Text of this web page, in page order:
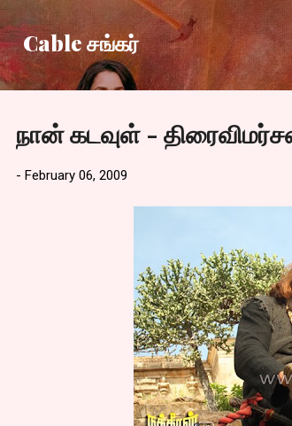
Cable சங்கர்
நான் கடவுள் -
- February 06, 2009